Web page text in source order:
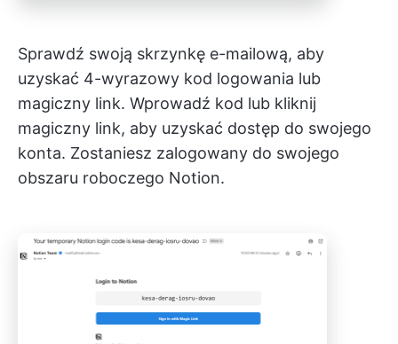
Sprawdź swoją skrzynkę e-mailową, aby
uzyskać 4-wyrazowy kod logowania lub
magiczny link. Wprowadź kod lub kliknij
magiczny link, aby uzyskać dostęp do swojego
konta. Zostaniesz zalogowany do swojego
obszaru roboczego Notion.